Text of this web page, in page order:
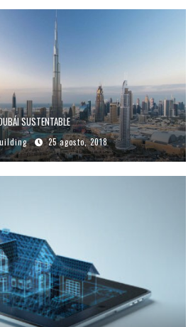
SUSTENTABLE
25 agosto, 2018